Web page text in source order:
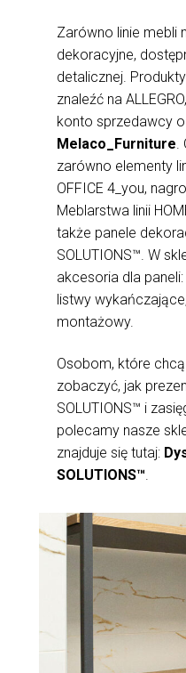
Zarówno linie mebli
dekoracyjne,
detalicznej.
znaleźć na
konto sprzedawcy
Melaco_Furniture
zarówno elementy
OFFICE 4_you,
Meblarstwa linii
także panele
SOLUTIONS™. W
akcesoria dla
listwy
montażowy.
Osobom, które
zobaczyć, jak
SOLUTIONS™ i
polecamy nasze
znajduje się tutaj:
SOLUTIONS™.